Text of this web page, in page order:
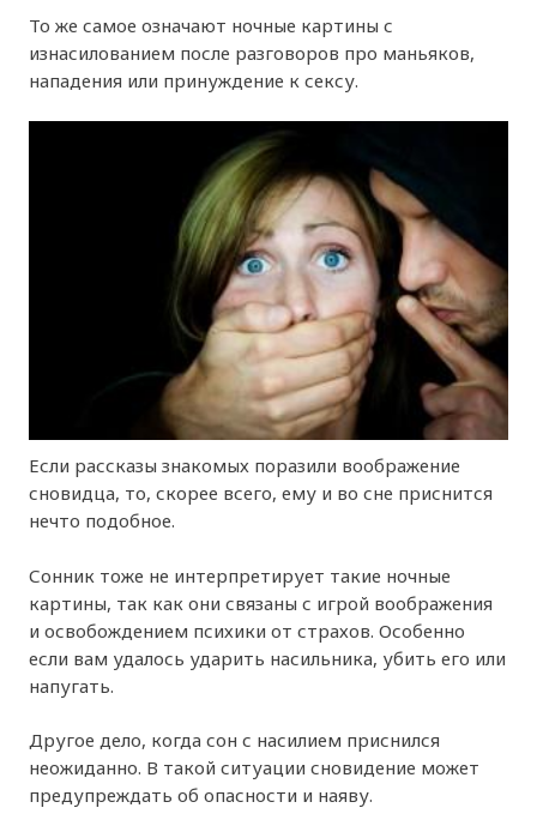
То же самое означают ночные картины с
изнасилованием после разговоров про маньяков,
нападения или принуждение к сексу.
Если рассказы знакомых поразили воображение
сновидца, то, скорее всего, ему и во сне приснится
нечто подобное.
Сонник тоже не интерпретирует такие ночные
картины, так как они связаны с игрой воображения
и освобождением психики от страхов. Особенно
если вам удалось ударить насильника, убить его или
напугать.
Другое дело, когда сон с насилием приснился
неожиданно. В такой ситуации сновидение может
предупреждать об опасности и наяву.